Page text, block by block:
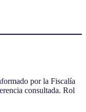
por la Fiscalía
consultada. Rol